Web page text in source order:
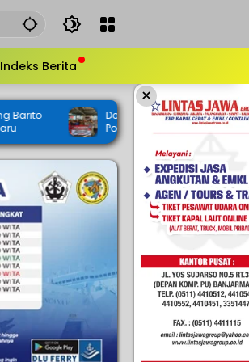
Indeks Berita
×
Dorong HSS Tetap Kondusif, Intelkam
Polda Kalsel Ajak Masyarakat Perkuat
Sinergi